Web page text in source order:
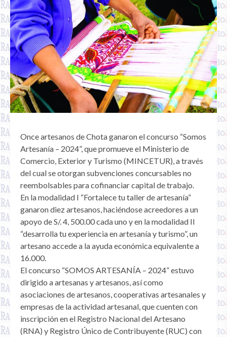
Once artesanos de Chota ganaron el concurso “Somos
Artesanía – 2024”, que promueve el Ministerio de
Comercio, Exterior y Turismo (MINCETUR), a través
del cual se otorgan subvenciones concursables no
reembolsables para cofinanciar capital de trabajo.
En la modalidad I “Fortalece tu taller de artesanía”
ganaron diez artesanos, haciéndose acreedores a un
apoyo de S/. 4, 500.00 cada uno y en la modalidad II
“desarrolla tu experiencia en artesanía y turismo”, un
artesano accede a la ayuda económica equivalente a
16.000.
El concurso “SOMOS ARTESANÍA – 2024” estuvo
dirigido a artesanas y artesanos, así como
asociaciones de artesanos, cooperativas artesanales y
empresas de la actividad artesanal, que cuenten con
inscripción en el Registro Nacional del Artesano
(RNA) y Registro Único de Contribuyente (RUC) con